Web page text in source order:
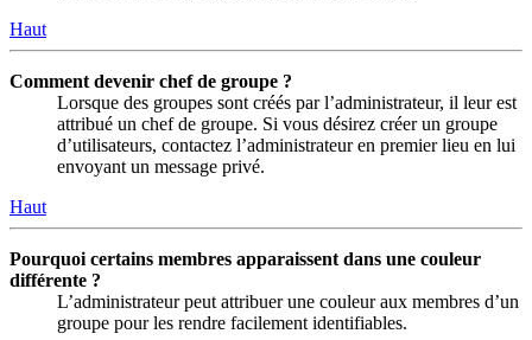
Haut
Comment devenir chef de groupe ?
Lorsque des groupes sont créés par l’administrateur, il leur est
attribué un chef de groupe. Si vous désirez créer un groupe
d’utilisateurs, contactez l’administrateur en premier lieu en lui
envoyant un message privé.
Haut
Pourquoi certains membres apparaissent dans une couleur
différente ?
L’administrateur peut attribuer une couleur aux membres d’un
groupe pour les rendre facilement identifiables.